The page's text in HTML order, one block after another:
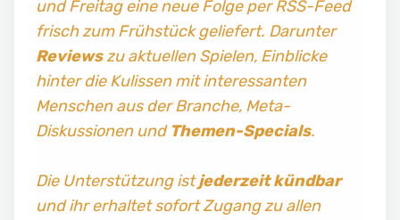
und Freitag eine neue Folge per RSS-Feed
frisch zum Frühstück geliefert. Darunter
Reviewszu aktuellen Spielen, Einblicke
hinter die Kulissen mit interessanten
Menschen aus der Branche, Meta-
Diskussionen und Themen-Specials.
Die Unterstützung istjederzeit kündbar
und ihr erhaltet sofort Zugang zu allen